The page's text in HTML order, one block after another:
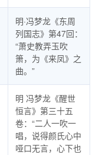
明·冯梦龙《东周
列国志》第47回：
“萧史教弄玉吹
箫，为《来凤》之
曲。”
明 冯梦龙《醒世
恒言》第三十五
卷：“二人一吹一
唱，说得颜氏心中
哑口无言，心下也